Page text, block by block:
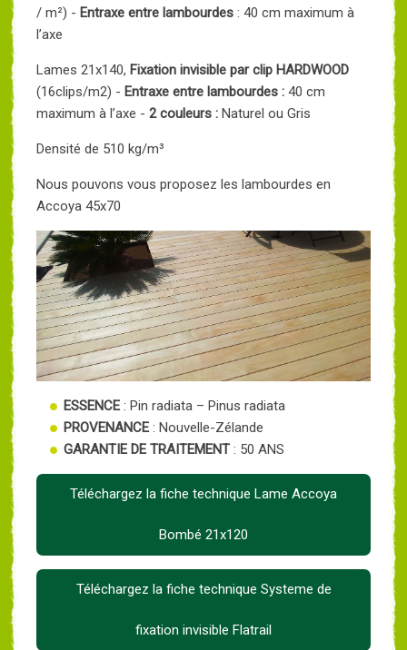
/ m²) - Entraxe entre lambourdes : 40 cm maximum à
l’axe
Lames 21x140, Fixation invisible par clip HARDWOOD
(16clips/m2) - Entraxe entre lambourdes : 40 cm
maximum à l’axe - 2 couleurs : Naturel ou Gris
Densité de 510 kg/m³
Nous pouvons vous proposez les lambourdes en
Accoya 45x70
ESSENCE : Pin radiata – Pinus radiata
PROVENANCE : Nouvelle-Zélande
GARANTIE DE TRAITEMENT: 50 ANS
Téléchargez la fiche technique Lame Accoya
Bombé 21x120
Téléchargez la fiche technique Systeme de
fixation invisible Flatrail